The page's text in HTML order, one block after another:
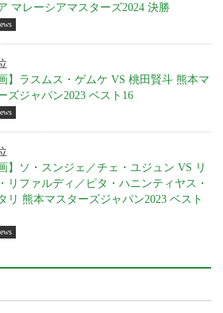
マレーシアマスターズ2024 決勝
】ラスムス・ゲムケ VS 桃田賢斗 熊本マ
ズジャパン2023 ベスト16
】ソ・スンジェ／チェ・ユジュン VS リ
リファルディ／ピタ・ハニンティヤス・
リ 熊本マスターズジャパン2023 ベスト